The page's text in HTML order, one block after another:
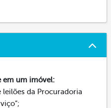
em um imóvel:
leilões da Procuradoria